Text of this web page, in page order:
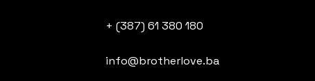
+ (387) 61 380 180
info@brotherlove.ba